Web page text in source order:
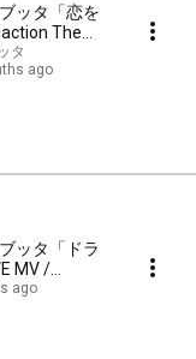
ッタ「恋を
The
Love
タ
ago
ッタ「ドラ
MV /
- Dorama
drama)
ago